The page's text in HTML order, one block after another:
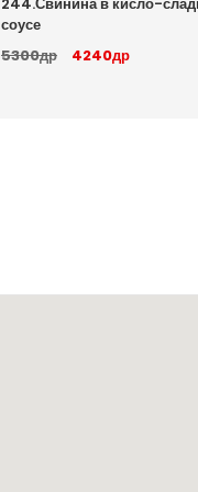
соусе
5300др
4240др